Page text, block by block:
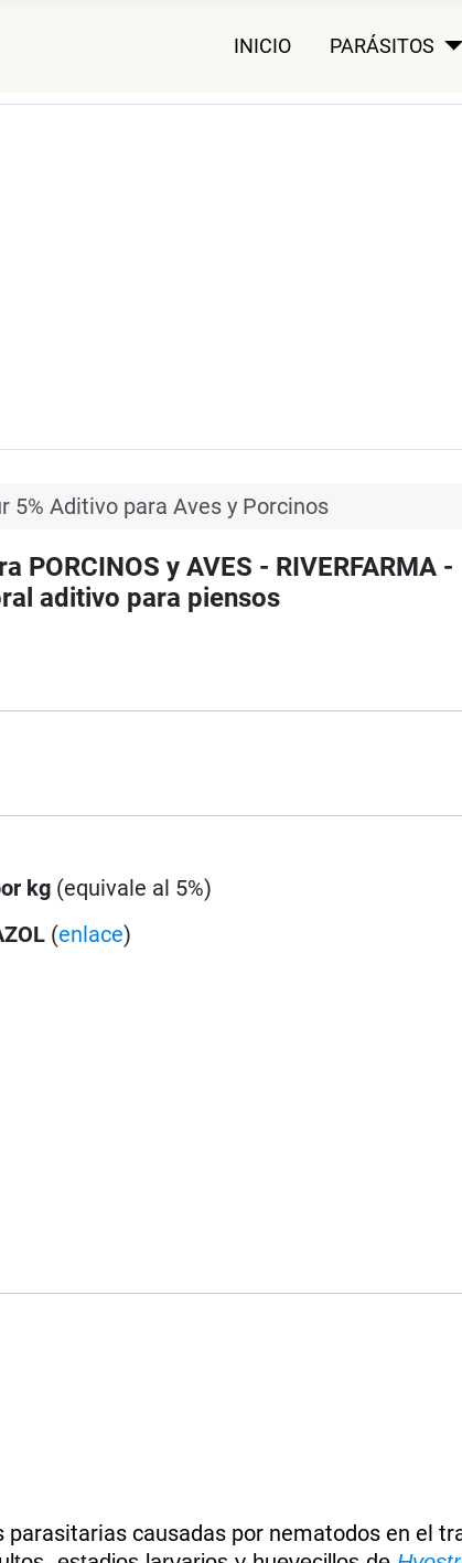
INICIO PARÁSITOS
5% Aditivo para Aves y Porcinos
PORCINOS y AVES - RIVERFARMA -
aditivo para piensos
kg (equivale al 5%)
(enlace)
causadas por nematodos en el